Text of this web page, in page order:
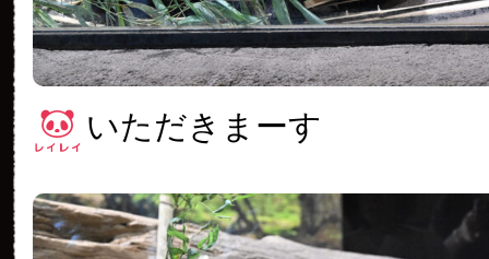
いただきまーす